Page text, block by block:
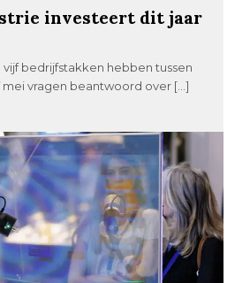
investeert dit jaar
vijf bedrijfstakken hebben tussen
mei vragen beantwoord over […]